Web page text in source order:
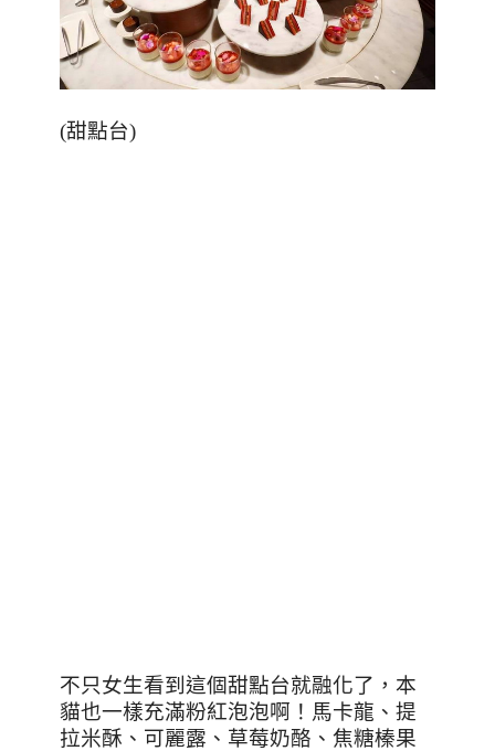
(甜點台)
不只女生看到這個甜點台就融化了，本
貓也一樣充滿粉紅泡泡啊！馬卡龍、提
拉米酥、可麗露、草莓奶酪、焦糖榛果